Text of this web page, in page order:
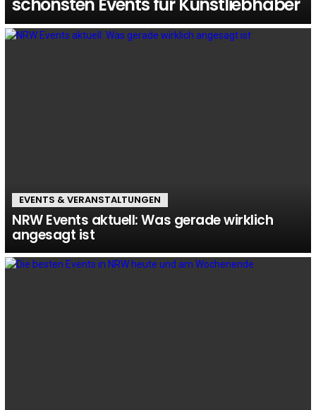
EVENTS & VERANSTALTUNGEN
NRW Events aktuell: Was gerade wirklich
angesagt ist